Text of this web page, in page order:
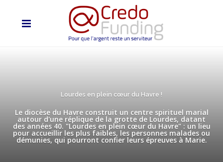
Lourdes en plein cœur du Havre !
Le diocèse du Havre construit un centre spirituel marial
autour d'une réplique de la grotte de Lourdes, datant
des années 40. "Lourdes en plein cœur du Havre" : un lieu
pour accueillir les plus faibles, les personnes malades ou
démunies, qui pourront confier leurs épreuves à Marie.